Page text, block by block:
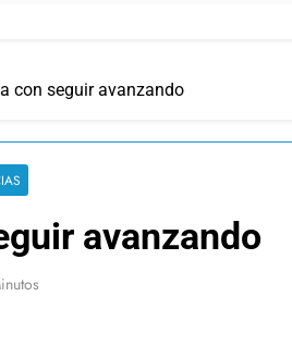
con seguir avanzando
avanzando